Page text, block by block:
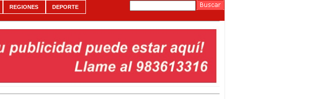
REGIONES
DEPORTE